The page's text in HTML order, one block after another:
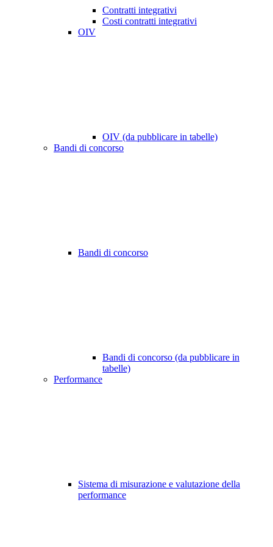
Contratti integrativi
Costi contratti integrativi
OIV
OIV (da pubblicare in tabelle)
Bandi di concorso
Bandi di concorso
Bandi di concorso (da pubblicare in
tabelle)
Performance
Sistema di misurazione e valutazione della
performance